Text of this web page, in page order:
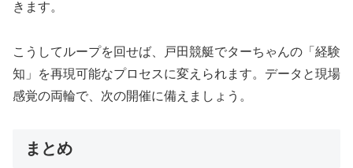
きます。
こうしてループを回せば、戸田競艇でターちゃんの「経験
知」を再現可能なプロセスに変えられます。データと現場
感覚の両輪で、次の開催に備えましょう。
まとめ